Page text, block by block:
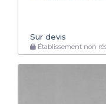
Sur devis
Établissement non